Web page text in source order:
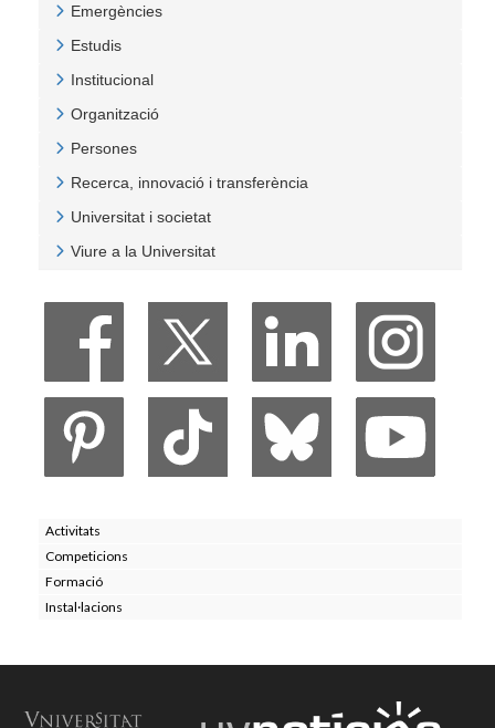
Emergències
Estudis
Institucional
Organització
Persones
Recerca, innovació i transferència
Universitat i societat
Viure a la Universitat
Activitats
Competicions
Formació
Instal·lacions